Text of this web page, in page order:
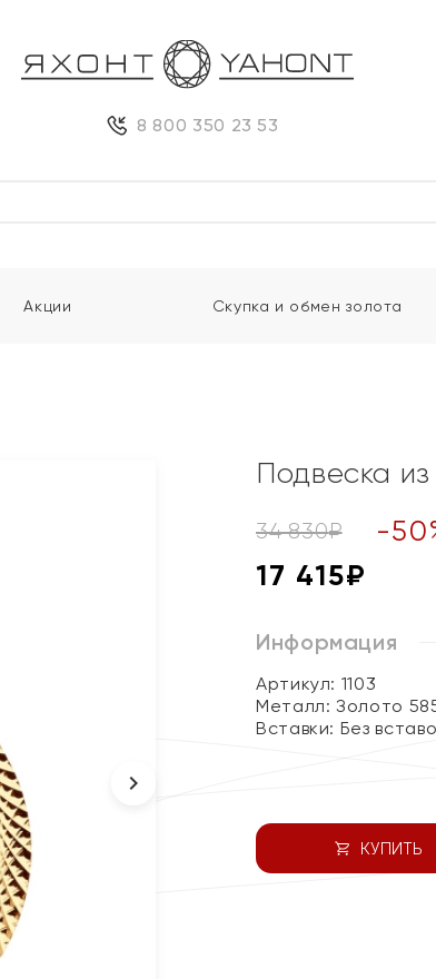
8 800 350 23 53
Акции Скупка и обмен золота
Подвеска
34 830₽ -50
17 415₽
Информация
Артикул: 1103
Металл:Золото
Вставки: Без
КУПИТЬ